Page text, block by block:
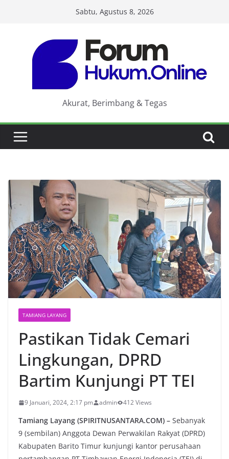
Sabtu, Agustus 8, 2026
Akurat, Berimbang & Tegas
TAMIANG LAYANG
Pastikan Tidak Cemari
Lingkungan, DPRD
Bartim Kunjungi PT TEI
9 Januari, 2024, 2:17 pm admin 412 Views
Tamiang Layang (SPIRITNUSANTARA.COM) – Sebanyak
9 (sembilan) Anggota Dewan Perwakilan Rakyat (DPRD)
Kabupaten Barito Timur kunjungi kantor perusahaan